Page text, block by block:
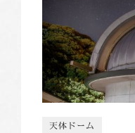
天体ドーム